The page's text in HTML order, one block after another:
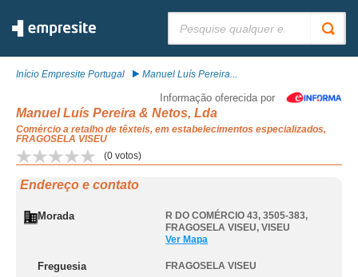
Início Empresite Portugal Manuel Luís Pereira...
Informação oferecida por
Manuel Luís Pereira & Netos, Lda
Comércio a retalho de têxteis, em estabelecimentos especializados,
FRAGOSELA VISEU
(0 votos)
Endereço e contato
Morada R DO COMÉRCIO 43, 3505-383,
FRAGOSELA VISEU, VISEU
Ver Mapa
Freguesia FRAGOSELA VISEU